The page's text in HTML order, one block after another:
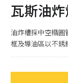
瓦斯油
油炸槽採中空橢圓
框及導油區以不銹